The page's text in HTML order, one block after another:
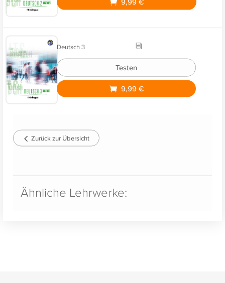
Deutsch 3
Testen
9,99 €
Zurück zur Übersicht
Ähnliche Lehrwerke: